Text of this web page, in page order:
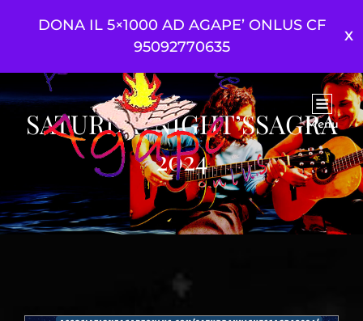
DONA IL 5×1000 AD AGAPE’ ONLUS CF
95092770635
Menu
SATURDAYNIGHT’SSAGRA
2024